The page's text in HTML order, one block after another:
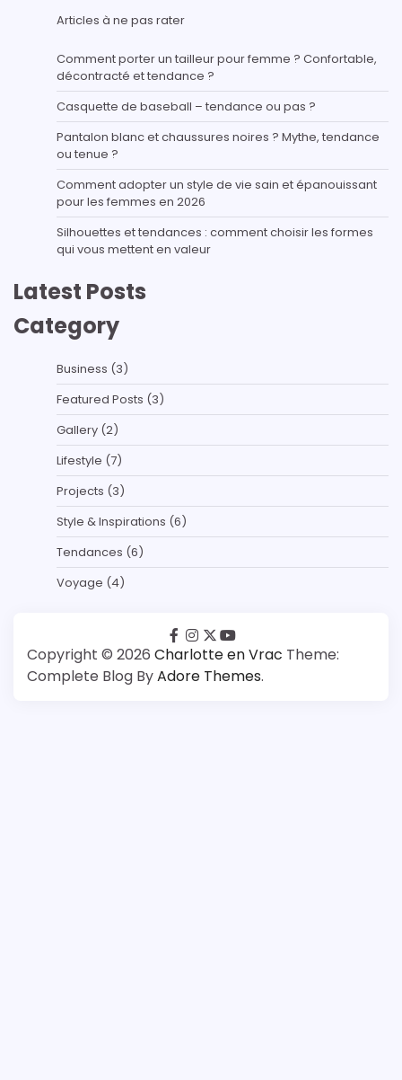
Articles à ne pas rater
Comment porter un tailleur pour femme ? Confortable,
décontracté et tendance ?
Casquette de baseball – tendance ou pas ?
Pantalon blanc et chaussures noires ? Mythe, tendance
ou tenue ?
Comment adopter un style de vie sain et épanouissant
pour les femmes en 2026
Silhouettes et tendances : comment choisir les formes
qui vous mettent en valeur
Latest Posts
Category
Business (3)
Featured Posts (3)
Gallery (2)
Lifestyle (7)
Projects (3)
Style & Inspirations (6)
Tendances (6)
Voyage (4)
Copyright © 2026 Charlotte en Vrac Theme:
Complete Blog ByAdore Themes.
facebook
instagram
twitteryoutube